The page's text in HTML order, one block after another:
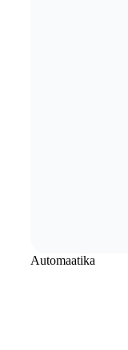
Automaatika